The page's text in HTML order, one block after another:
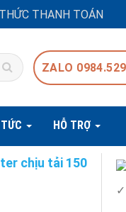
THANH TOÁN
ZALO
HỖ TRỢ
chịu tải 150
✓